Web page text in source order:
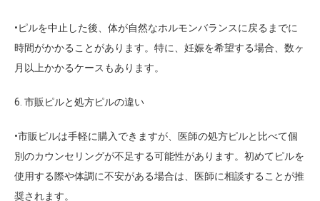
•ピルを中止した後、体が自然なホルモンバランスに戻るまでに
時間がかかることがあります。特に、妊娠を希望する場合、数ヶ
月以上かかるケースもあります。
6. 市販ピルと処方ピルの違い
•市販ピルは手軽に購入できますが、医師の処方ピルと比べて個
別のカウンセリングが不足する可能性があります。初めてピルを
使用する際や体調に不安がある場合は、医師に相談することが推
奨されます。